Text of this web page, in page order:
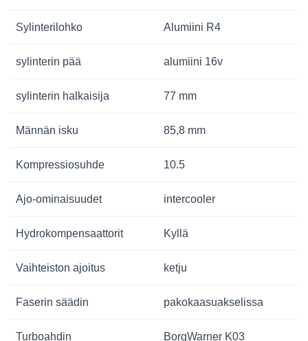
Sylinterilohko Alumiini R4
sylinterin pää alumiini 16v
sylinterin halkaisija 77 mm
Männän isku 85,8 mm
Kompressiosuhde 10.5
Ajo-ominaisuudet intercooler
Hydrokompensaattorit Kyllä
Vaihteiston ajoitus ketju
Faserin säädin pakokaasuakselissa
Turboahdin BorgWarner K03